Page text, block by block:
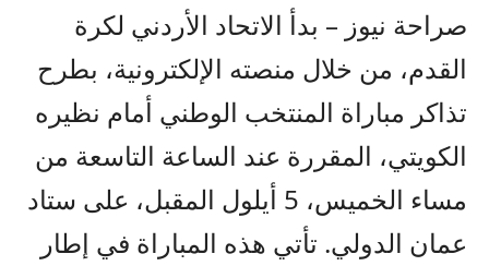
صراحة نيوز – بدأ الاتحاد الأردني لكرة
القدم، من خلال منصته الإلكترونية، بطرح
تذاكر مباراة المنتخب الوطني أمام نظيره
الكويتي، المقررة عند الساعة التاسعة من
مساء الخميس، 5 أيلول المقبل، على ستاد
عمان الدولي. تأتي هذه المباراة في إطار